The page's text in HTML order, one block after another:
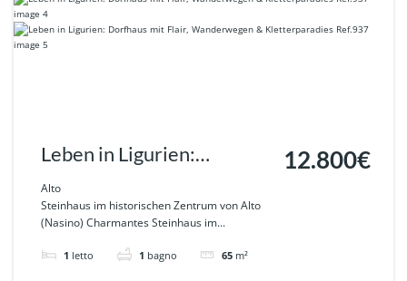
Leben in Ligurien:
Dorfhaus mit Flair,
Wanderwegen &
Kletterparadies Ref.937
Alto
Steinhaus im historischen Zentrum von Alto
(Nasino) Charmantes Steinhaus im...
1 letto 1 bagno 65 m²
12.800€